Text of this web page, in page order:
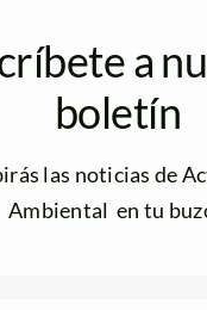
a
boletín
las noticias de
Ambiental en tu